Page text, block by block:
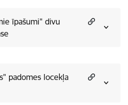
īpašumi" divu
padomes locekļa